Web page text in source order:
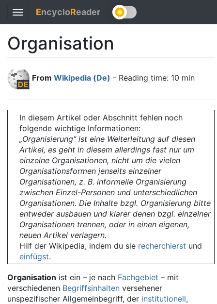
Toggle
navigation
EncycloReader
Organisation
From Wikipedia (De) - Reading time: 10 min
In diesem Artikel oder Abschnitt fehlen noch
folgende wichtige Informationen:
„Organisierung“ ist eine Weiterleitung auf diesen
Artikel, es geht in diesem allerdings fast nur um
einzelne Organisationen, nicht um die vielen
Organisationsformen jenseits einzelner
Organisationen, z. B. informelle Organisierung
zwischen Einzel-Personen und unterschiedlichen
Organisationen. Die Inhalte bzgl. Organisierung bitte
entweder ausbauen und klarer denen bzgl. einzelner
Organisationen trennen, oder in einen eigenen,
neuen Artikel verlagern.
Hilf der Wikipedia, indem du sie recherchierst und
einfügst.
Organisation ist ein – je nach Fachgebiet – mit
verschiedenen Begriffsinhalten versehener
unspezifischer Allgemeinbegriff, der institutionell,